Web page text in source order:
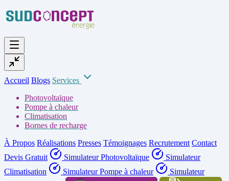
Accueil Blogs Services
Photovoltaïque
Pompe à chaleur
Climatisation
Bornes de recharge
À Propos Réalisations Presses Témoignages Recrutement Contact
Devis Gratuit
Simulateur Photovoltaïque
Simulateur
Climatisation
Simulateur Pompe à chaleur
Simulateur